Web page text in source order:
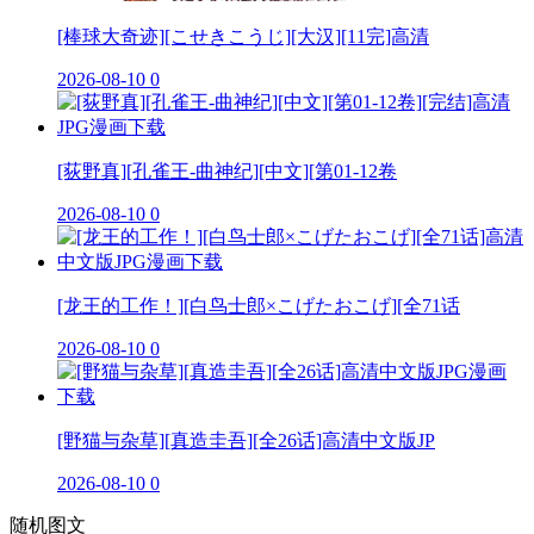
[棒球大奇迹][こせきこうじ][大汉][11完]高清
2026-08-10 0
[荻野真][孔雀王-曲神纪][中文][第01-12卷
2026-08-10 0
[龙王的工作！][白鸟士郎×こげたおこげ][全71话
2026-08-10 0
[野猫与杂草][真造圭吾][全26话]高清中文版JP
2026-08-10 0
随机图文